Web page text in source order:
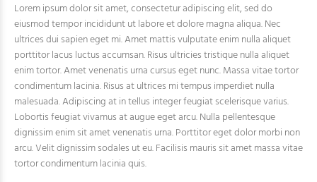
Lorem ipsum dolor sit amet, consectetur adipiscing elit, sed do
eiusmod tempor incididunt ut labore et dolore magna aliqua. Nec
ultrices dui sapien eget mi. Amet mattis vulputate enim nulla aliquet
porttitor lacus luctus accumsan. Risus ultricies tristique nulla aliquet
enim tortor. Amet venenatis urna cursus eget nunc. Massa vitae tortor
condimentum lacinia. Risus at ultrices mi tempus imperdiet nulla
malesuada. Adipiscing at in tellus integer feugiat scelerisque varius.
Lobortis feugiat vivamus at augue eget arcu. Nulla pellentesque
dignissim enim sit amet venenatis urna. Porttitor eget dolor morbi non
arcu. Velit dignissim sodales ut eu. Facilisis mauris sit amet massa vitae
tortor condimentum lacinia quis.